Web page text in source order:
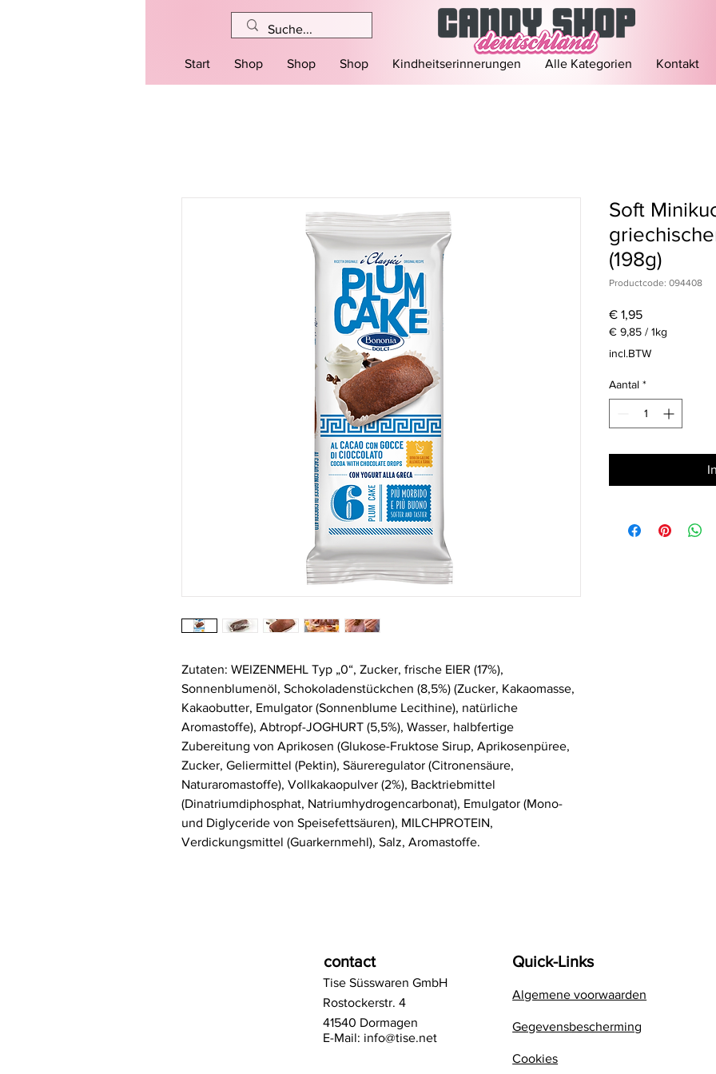
Start Shop Shop Shop Kindheitserinnerungen Alle Kategorien Kontakt
Zutaten: WEIZENMEHL Typ „0“, Zucker, frische EIER (17%),
Sonnenblumenöl, Schokoladenstückchen (8,5%) (Zucker, Kakaomasse,
Kakaobutter, Emulgator (Sonnenblume Lecithine), natürliche
Aromastoffe), Abtropf-JOGHURT (5,5%), Wasser, halbfertige
Zubereitung von Aprikosen (Glukose-Fruktose Sirup, Aprikosenpüree,
Zucker, Geliermittel (Pektin), Säureregulator (Citronensäure,
Naturaromastoffe), Vollkakaopulver (2%), Backtriebmittel
(Dinatriumdiphosphat, Natriumhydrogencarbonat), Emulgator (Mono-
und Diglyceride von Speisefettsäuren), MILCHPROTEIN,
Verdickungsmittel (Guarkernmehl), Salz, Aromastoffe.
Soft
(198g)
Productcode: 094408
€ 1,95Prijs
€ 9,85 / 1kg
€ 9,85
per
Kilogram
incl.BTW
Aantal *
contact
Tise Süsswaren GmbH
Rostockerstr. 4
41540 Dormagen
E-Mail: info@tise.net
Quick-Links
Algemene voorwaarden
Gegevensbescherming
Cookies